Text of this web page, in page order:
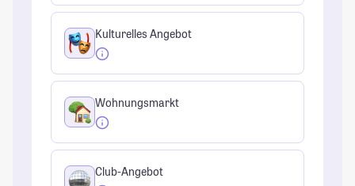
Kulturelles Angebot
Wohnungsmarkt
Club-Angebot